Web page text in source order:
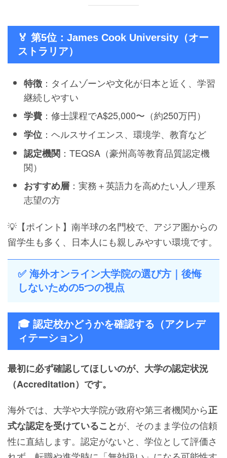
🏅 第5位：James Cook University（オー
ストラリア）
特徴 ：タイムゾーンや文化が日本と近く、学習
継続しやすい
学費 ：修士課程でA$25,000〜（約250万円）
学位 ：ヘルスサイエンス、環境学、教育など
認定機関 ：TEQSA（豪州高等教育品質認定機
関）
おすすめ層 ：実務＋英語力を高めたい人／理系
志望の方
💡【ポイント】南半球の名門校で、アジア圏からの
留学生も多く、日本人にも親しみやすい環境です。
✅ 海外オンライン大学院の選び方｜後悔
しないための5つの視点
🎓 認定校かどうかを確認する（アクレデ
ィテーション）
最初に必ず確認してほしいのが、大学の認定状況
（Accreditation）です。
海外では、大学や大学院が政府や第三者機関から正
式な認定を受けていることが、そのまま学位の信頼
性に直結します。認定がないと、学位として評価さ